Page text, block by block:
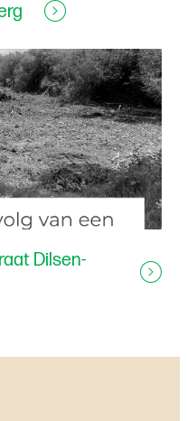
Dilsen-